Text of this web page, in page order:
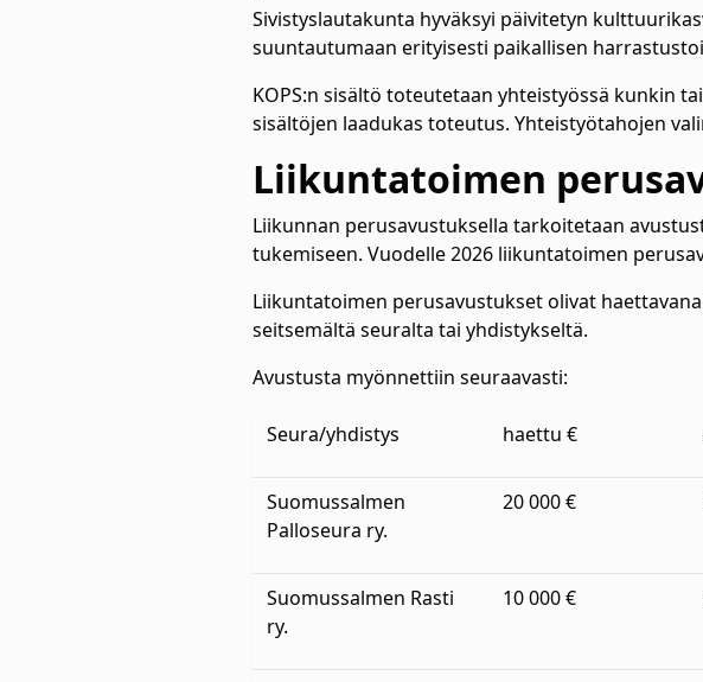
Sivistyslautakunta hyväksyi päivitetyn
suuntautumaan erityisesti paikallisen
KOPS:n sisältö toteutetaan yhteistyössä kunkin
sisältöjen laadukas toteutus. Yhteistyötahojen
Liikuntatoimen
Liikunnan perusavustuksella tarkoitetaan
tukemiseen. Vuodelle 2026 liikuntatoimen
Liikuntatoimen perusavustukset olivat
seitsemältä seuralta tai yhdistykseltä.
Avustusta myönnettiin seuraavasti:
Seura/yhdistys haettu €
Suomussalmen
Palloseura ry.
20 000 €
Suomussalmen Rasti
ry.
10 000 €